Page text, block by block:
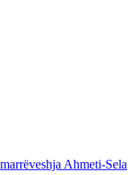
Ahmeti-Sela